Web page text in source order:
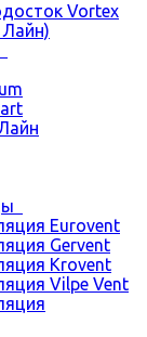
Vortex
Лайн)
Eurovent
Gervent
Krovent
Vilpe Vent